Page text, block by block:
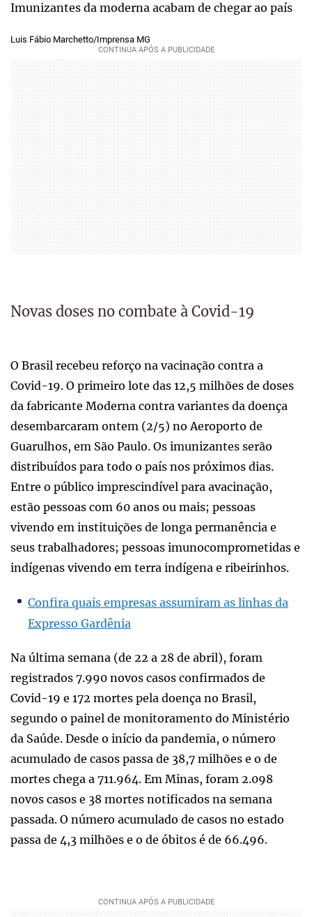
Imunizantes da moderna acabam de chegar ao país
Luis Fábio Marchetto/Imprensa MG
Novas doses no combate à Covid-19
O Brasil recebeu reforço na vacinação contra a
Covid-19. O primeiro lote das 12,5 milhões de doses
da fabricante Moderna contra variantes da doença
desembarcaram ontem (2/5) no Aeroporto de
Guarulhos, em São Paulo. Os imunizantes serão
distribuídos para todo o país nos próximos dias.
Entre o público imprescindível para avacinação,
estão pessoas com 60 anos ou mais; pessoas
vivendo em instituições de longa permanência e
seus trabalhadores; pessoas imunocomprometidas e
indígenas vivendo em terra indígena e ribeirinhos.
Confira quais empresas assumiram as linhas da
Expresso Gardênia
Na última semana (de 22 a 28 de abril), foram
registrados 7.990 novos casos confirmados de
Covid-19 e 172 mortes pela doença no Brasil,
segundo o painel de monitoramento do Ministério
da Saúde. Desde o início da pandemia, o número
acumulado de casos passa de 38,7 milhões e o de
mortes chega a 711.964. Em Minas, foram 2.098
novos casos e 38 mortes notificados na semana
passada. O número acumulado de casos no estado
passa de 4,3 milhões e o de óbitos é de 66.496.